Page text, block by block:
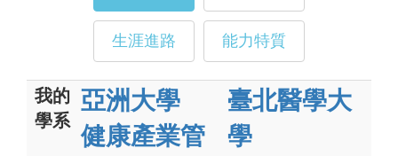
生涯進路 能力特質
我的
學系
亞洲大學
健康產業管
臺北醫學大
學